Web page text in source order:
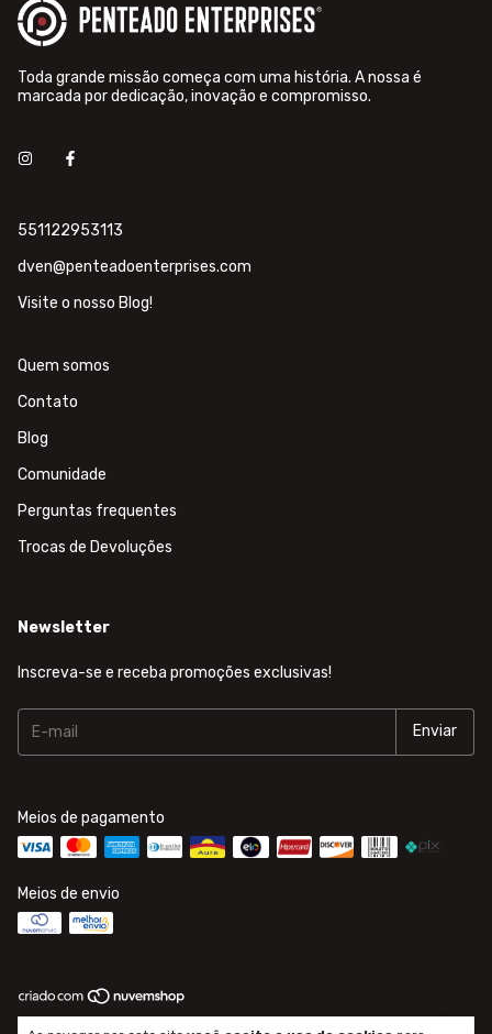
Toda grande missão começa com uma história. A nossa é
marcada por dedicação, inovação e compromisso.
551122953113
dven@penteadoenterprises.com
Visite o nosso Blog!
Quem somos
Contato
Blog
Comunidade
Perguntas frequentes
Trocas de Devoluções
Newsletter
Inscreva-se e receba promoções exclusivas!
Meios de pagamento
Meios de envio
Copyright PENTEADO ENTERPRISES LTDA - 49850552000188 - 2026.